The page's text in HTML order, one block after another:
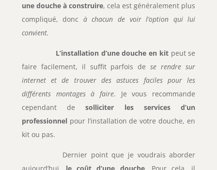
une douche à construire, cela est généralement plus
compliqué, donc à chacun de voir l’option qui lui
convient.
L’installation d’une douche en kitpeut se
faire facilement, il suffit parfois dese rendre sur
internet et de trouver des astuces faciles pour les
différents montages à faire. Je vous recommande
cependant desolliciter les services d’un
professionnelpour l’installation de votre douche, en
kit ou pas.
Dernier point que je voudrais aborder